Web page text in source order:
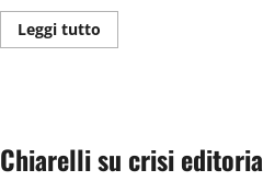
Leggi tutto
Chiarelli su crisi editoria